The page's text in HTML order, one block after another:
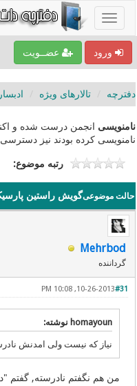
ورود عضــویت
دفترچه تالارهای ویژه ادبسار
نامنویسی انجمن درست شده و
نامنویسی کرده بودند نیز
رتبه موضوع:
حالت موضوعیگویش راستین
Mehrbod
گرداننده
#31
10-26-2013, 10:08 PM
homayoun نوشته:
نیاز که نیست ولی امدنش
من هم نگفتم نادرسته, گفتم